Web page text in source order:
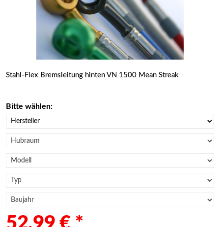
Stahl-Flex Bremsleitung hinten VN 1500 Mean Streak
Bitte wählen: